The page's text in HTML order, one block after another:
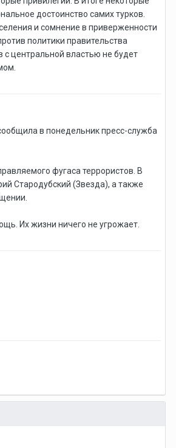
достоинство самих турков.
и сомнение в приверженности
политики правительства
центральной властью не будет
в понедельник пресс-служба
фугаса террористов. В
Стародубский (Звезда), а также
Их жизни ничего не угрожает.